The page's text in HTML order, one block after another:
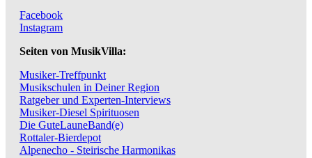
Facebook
Instagram
Seiten von MusikVilla:
Musiker-Treffpunkt
Musikschulen in Deiner Region
Ratgeber und Experten-Interviews
Musiker-Diesel Spirituosen
Die GuteLauneBand(e)
Rottaler-Bierdepot
Alpenecho - Steirische Harmonikas